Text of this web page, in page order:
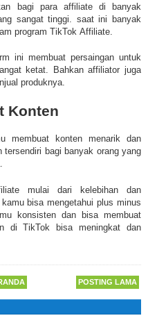
bagi para affiliate di banyak
sangat tinggi. saat ini banyak
program TikTok Affiliate.
ini membuat persaingan untuk
ketat. Bahkan affiliator juga
produknya.
Konten
membuat konten menarik dan
bagi banyak orang yang
mulai dari kelebihan dan
bisa mengetahui plus minus
konsisten dan bisa membuat
diTikTok bisa meningkat dan
POSTING LAMA